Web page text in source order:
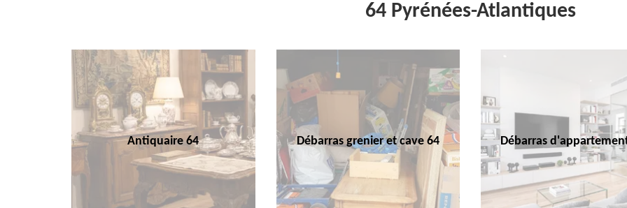
64 Pyrénées-Atlantiques
Antiquaire 64 Débarras grenier et cave 64 Débarras